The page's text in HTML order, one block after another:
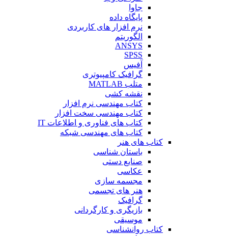
جاوا
پایگاه داده
نرم افزار های کاربردی
الگوریتم
ANSYS
SPSS
آفیس
گرافیک کامپیوتری
متلب MATLAB
نقشه کشی
کتاب مهندسی نرم افزار
کتاب مهندسی سخت افزار
کتاب های فناوری و اطلاعات IT
کتاب های مهندسی شبکه
کتاب های هنر
باستان شناسی
صنایع دستی
عکاسی
مجسمه سازی
هنر های تجسمی
گرافیک
بازیگری و کارگردانی
موسیقی
کتاب روانشناسی